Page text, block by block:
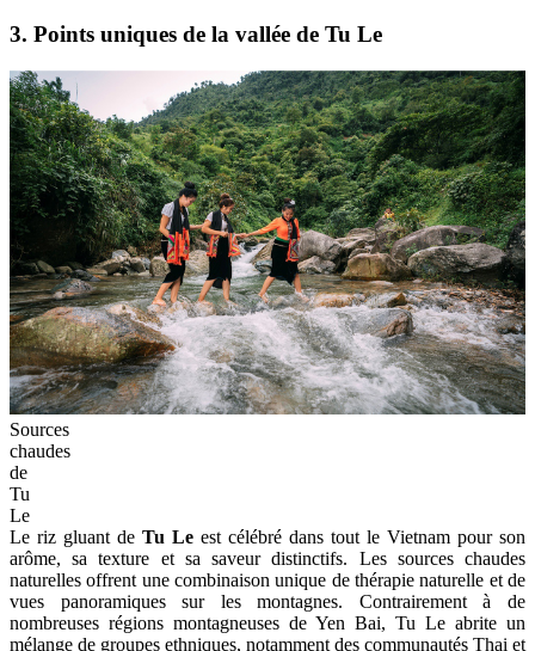
3. Points uniques de la vallée de Tu Le
Sources
chaudes
de
Tu
Le
Le riz gluant de Tu Le est célébré dans tout le Vietnam pour son
arôme, sa texture et sa saveur distinctifs. Les sources chaudes
naturelles offrent une combinaison unique de thérapie naturelle et de
vues panoramiques sur les montagnes. Contrairement à de
nombreuses régions montagneuses de Yen Bai, Tu Le abrite un
mélange de groupes ethniques, notamment des communautés Thai et